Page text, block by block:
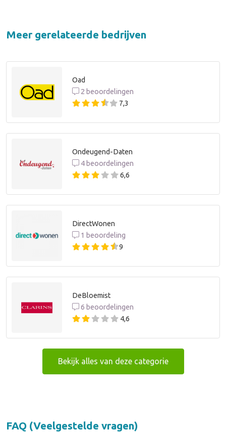
Meer gerelateerde bedrijven
Oad
2 beoordelingen
7,3
Ondeugend-Daten
4 beoordelingen
6,6
DirectWonen
1 beoordeling
9
DeBloemist
6 beoordelingen
4,6
Bekijk alles van deze categorie
FAQ (Veelgestelde vragen)